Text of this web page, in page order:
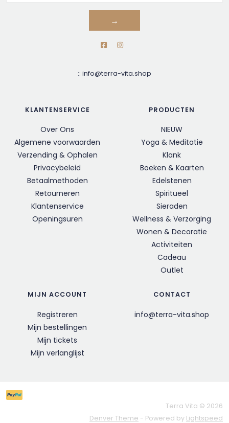
→
:: info@terra-vita.shop
KLANTENSERVICE
Over Ons
Algemene voorwaarden
Verzending & Ophalen
Privacybeleid
Betaalmethoden
Retourneren
Klantenservice
Openingsuren
PRODUCTEN
NIEUW
Yoga & Meditatie
Klank
Boeken & Kaarten
Edelstenen
Spiritueel
Sieraden
Wellness & Verzorging
Wonen & Decoratie
Activiteiten
Cadeau
Outlet
MIJN ACCOUNT
Registreren
Mijn bestellingen
Mijn tickets
Mijn verlanglijst
CONTACT
info@terra-vita.shop
Terra Vita © 2026
Denver Theme - Powered by Lightspeed